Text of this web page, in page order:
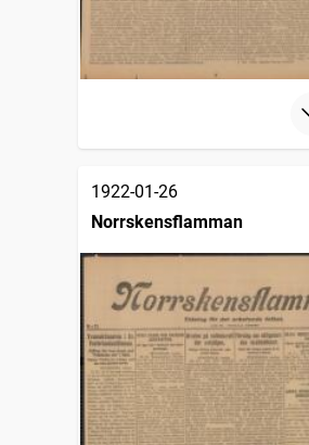
1922-01-26
Norrskensflamman